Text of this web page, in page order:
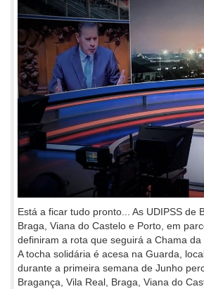
Está a ficar tudo pronto... As UDIPSS de
Braga, Viana do Castelo e Porto, em
definiram a rota que seguirá a Chama da
A tocha solidária é acesa na Guarda,
durante a primeira semana de Junho
Bragança, Vila Real, Braga, Viana do